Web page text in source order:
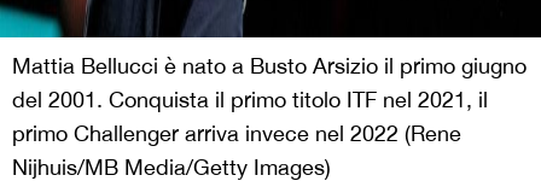
Mattia Bellucci è nato a Busto Arsizio il primo giugno
del 2001. Conquista il primo titolo ITF nel 2021, il
primo Challenger arriva invece nel 2022 (Rene
Nijhuis/MB Media/Getty Images)